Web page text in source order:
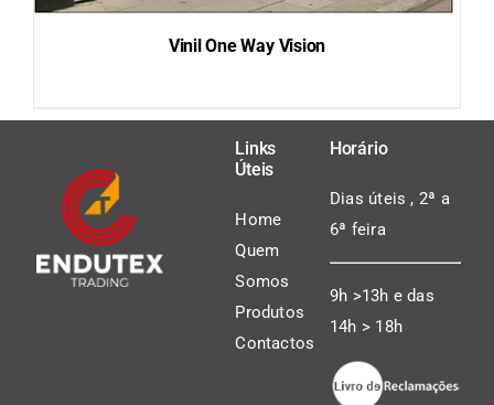
DETAILS
Vinil One Way Vision
Links
Úteis
Home
Quem
Somos
Produtos
Contactos
Horário
Dias úteis , 2ª a
6ª feira
9h >13h e das
14h > 18h